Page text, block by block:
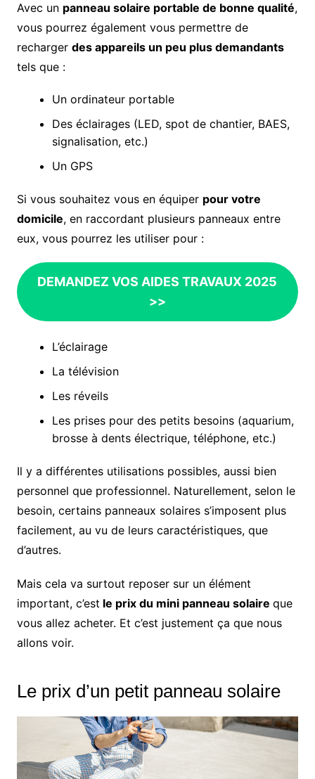
Avec un panneau solaire portable de bonne qualité,
vous pourrez également vous permettre de
recharger des appareils un peu plus demandants
tels que :
Un ordinateur portable
Des éclairages (LED, spot de chantier, BAES,
signalisation, etc.)
Un GPS
Si vous souhaitez vous en équiper pour votre
domicile, en raccordant plusieurs panneaux entre
eux, vous pourrez les utiliser pour :
DEMANDEZ VOS AIDES TRAVAUX 2025
>>
L’éclairage
La télévision
Les réveils
Les prises pour des petits besoins (aquarium,
brosse à dents électrique, téléphone, etc.)
Il y a différentes utilisations possibles, aussi bien
personnel que professionnel. Naturellement, selon le
besoin, certains panneaux solaires s’imposent plus
facilement, au vu de leurs caractéristiques, que
d’autres.
Mais cela va surtout reposer sur un élément
important, c’est le prix du mini panneau solaire que
vous allez acheter. Et c’est justement ça que nous
allons voir.
Le prix d’un petit panneau solaire